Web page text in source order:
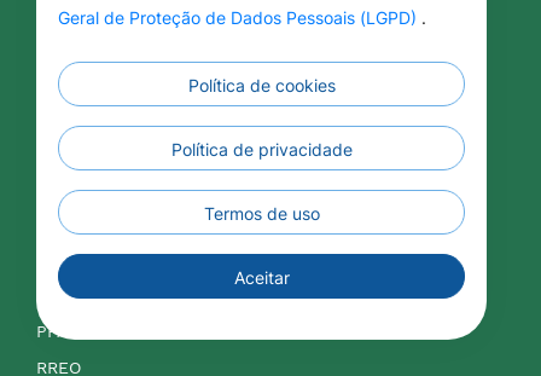
Legislação Tributária
LOA
IPTU
ISSQN
Orçamentos
PPA
RREO
Geral de Proteção de Dados Pessoais (LGPD) .
Política de cookies
Política de privacidade
Termos de uso
Aceitar